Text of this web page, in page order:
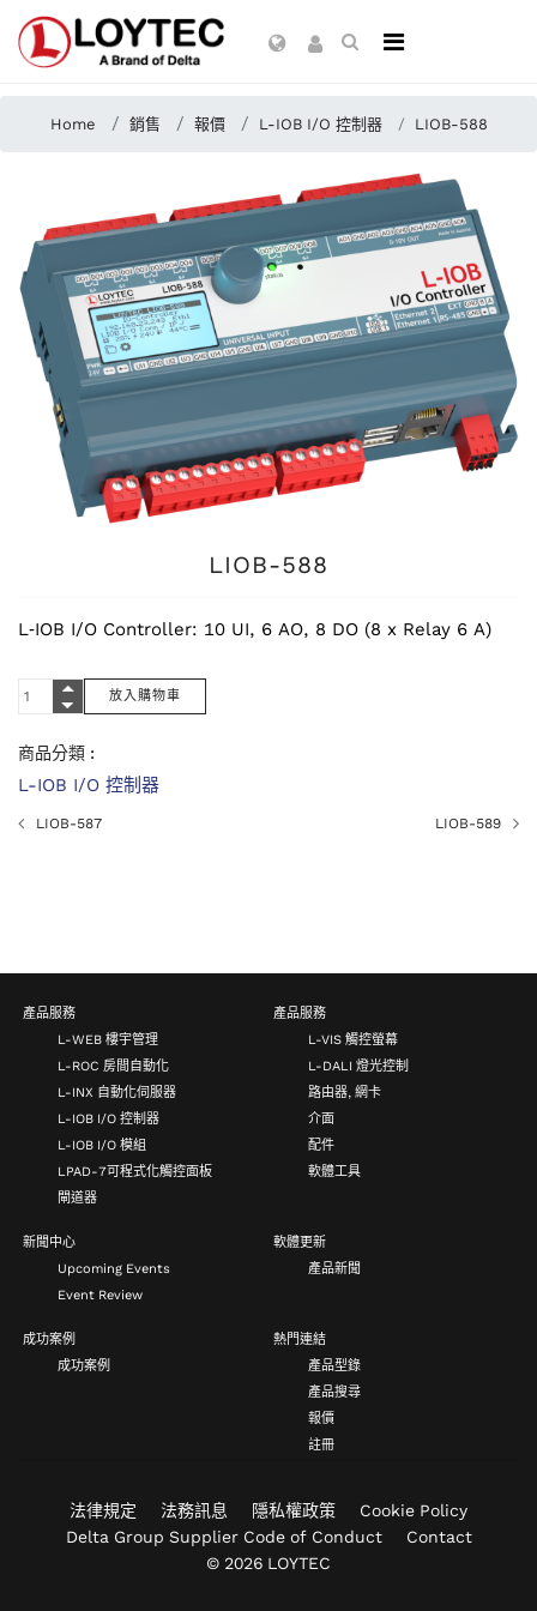
Home 銷售 報價 L-IOB I/O 控制器 LIOB-588
LIOB-588
L‑IOB I/O Controller: 10 UI, 6 AO, 8 DO (8 x Relay 6 A)
商品分類 :
L-IOB I/O 控制器
LIOB-587 LIOB-589
產品服務
L-WEB 樓宇管理
L-ROC 房間自動化
L-INX 自動化伺服器
L-IOB I/O 控制器
L-IOB I/O 模組
LPAD-7可程式化觸控面板
閘道器
產品服務
L-VIS 觸控螢幕
L-DALI 燈光控制
路由器, 網卡
介面
配件
軟體工具
新聞中心
Upcoming Events
Event Review
軟體更新
產品新聞
成功案例
成功案例
熱門連結
產品型錄
產品搜尋
報價
註冊
法律規定 法務訊息 隱私權政策
Cookie Policy
Delta Group Supplier Code of Conduct
Contact
© 2026 LOYTEC